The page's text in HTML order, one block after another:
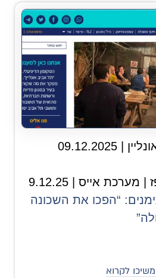
|
09.12.2025
אייס | 9.12.25
“הפכו את השכונה
לקרוא